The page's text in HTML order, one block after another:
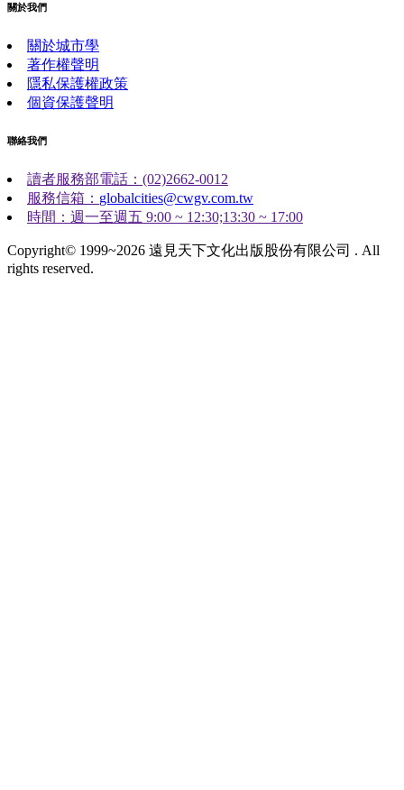
關於我們
關於城市學
著作權聲明
隱私保護權政策
個資保護聲明
聯絡我們
讀者服務部電話：(02)2662-0012
服務信箱： globalcities@cwgv.com.tw
時間：週一至週五 9:00 ~ 12:30;13:30 ~ 17:00
Copyright© 1999~2026 遠見天下文化出版股份有限公司 . All
rights reserved.